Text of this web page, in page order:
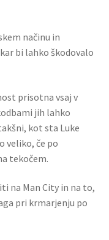
načinu in
bi lahko škodovalo
prisotna vsaj v
jih lahko
kot sta Luke
veliko, če po
tekočem.
na Man City in na to,
pri krmarjenju po